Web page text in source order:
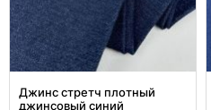
Джинс стретч плотный
джинсовый синий